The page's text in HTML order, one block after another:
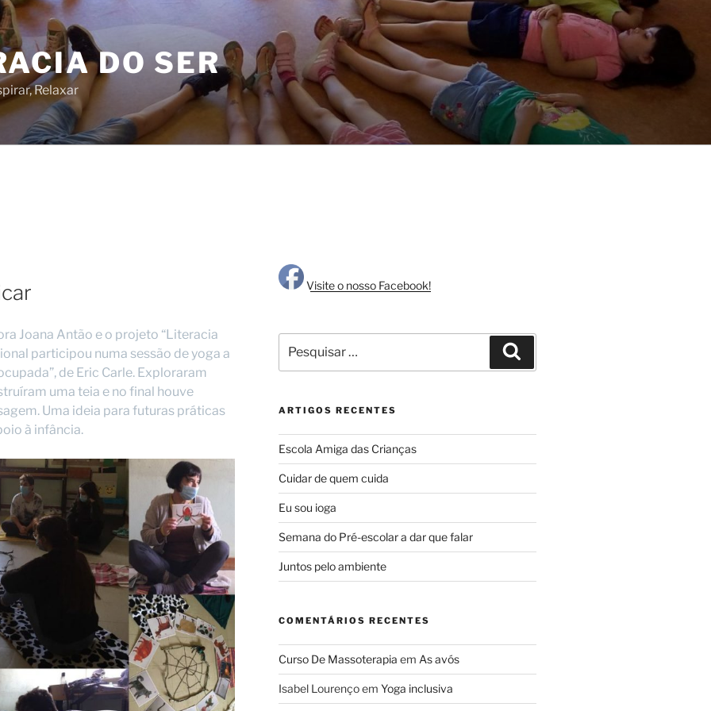
DO SER
Relaxar
Joana Antão e o projeto “Literacia
participou numa sessão de yoga a
de Eric Carle. Exploraram
uma teia e no final houve
Uma ideia para futuras práticas
à infância.
Visite o nosso Facebook!
por:
ARTIGOS RECENTES
Escola Amiga das Crianças
Cuidar de quem cuida
Eu sou ioga
Semana do Pré-escolar a dar que falar
Juntos pelo ambiente
COMENTÁRIOS RECENTES
Curso De Massoterapia em As avós
Isabel Lourençoem Yoga inclusiva